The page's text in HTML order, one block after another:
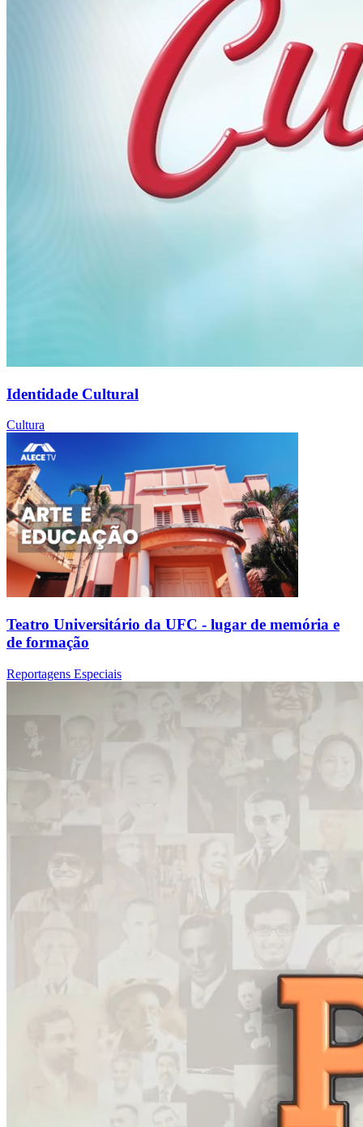
Identidade Cultural
Cultura
Teatro Universitário da UFC - lugar de memória e
de formação
Reportagens Especiais